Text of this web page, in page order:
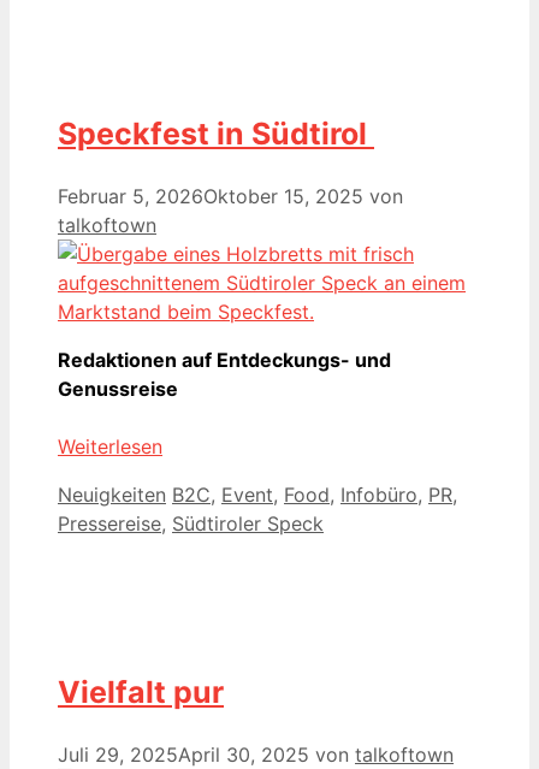
Speckfest in Südtirol
Februar 5, 2026Oktober 15, 2025 von
talkoftown
Redaktionen auf Entdeckungs- und
Genussreise
Weiterlesen
Kategorien
Neuigkeiten Schlagwörter
B2C, Event, Food, Infobüro, PR,
Pressereise, Südtiroler Speck
Vielfalt pur
Juli 29, 2025April 30, 2025 von talkoftown